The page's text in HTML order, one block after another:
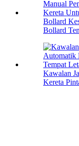
Bollard
Bollard
Kawalan
Kereta